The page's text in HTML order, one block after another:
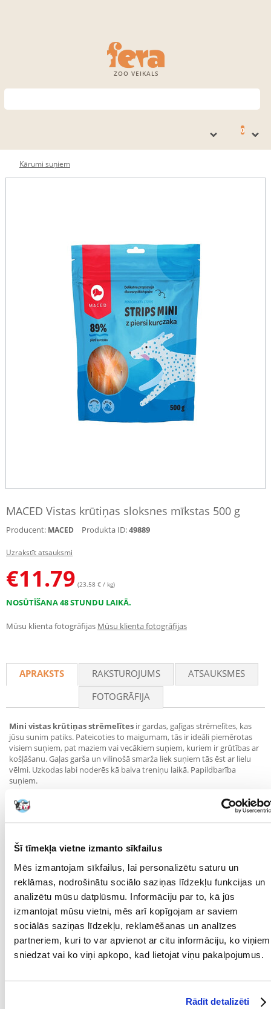
Šī tīmekļa vietne izmanto sīkfailus
Mēs izmantojam sīkfailus, lai personalizētu saturu un
reklāmas, nodrošinātu sociālo saziņas līdzekļu funkcijas un
analizētu mūsu datplūsmu. Informāciju par to, kā jūs
izmantojat mūsu vietni, mēs arī kopīgojam ar saviem
sociālās saziņas līdzekļu, reklamēšanas un analīzes
partneriem, kuri to var apvienot ar citu informāciju, ko viņiem
sniedzat vai ko viņi apkopo, kad lietojat viņu pakalpojumus.
Rādīt detalizēti
ZOO VEIKALS
0
Kārumi suņiem
MACED Vistas krūtiņas sloksnes mīkstas 500 g
Producent: MACED Produkta ID:49889
Uzrakstīt atsauksmi
€11.79 (23.58 € / kg)
NOSŪTĪŠANA 48 STUNDU LAIKĀ.
Mūsu klienta fotogrāfijas Mūsu klienta fotogrāfijas
APRAKSTS RAKSTUROJUMS
ATSAUKSMES
FOTOGRĀFIJA
Mini vistas krūtiņas strēmelītes ir gardas, gaļīgas strēmelītes, kas
jūsu sunim patiks. Pateicoties to maigumam, tās ir ideāli piemērotas
visiem suņiem, pat maziem vai vecākiem suņiem, kuriem ir grūtības ar
košļāšanu. Gaļas garša un vilinošā smarža liek suņiem tās ēst ar lielu
vēlmi. Uzkodas labi noderēs kā balva treniņu laikā. Papildbarība
suņiem.
Sastāvs:
vistas krūtiņa 89%, glicerīns, sorbīts, zemesriekstu proteīns,
kartupeļu ciete, sāls. Piedevas: konservants."
(KG):
SUGA:
PRODUCENT: MACED
Mērķis